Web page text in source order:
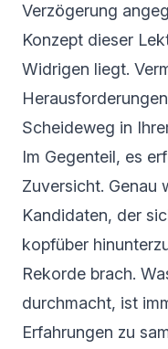
Verzögerung
Konzept dieser
Widrigen liegt.
Scheideweg in
Im Gegenteil, es
Zuversicht. Genau
Kandidaten, der
kopfüber
Rekorde brach.
durchmacht, ist
Erfahrungen zu